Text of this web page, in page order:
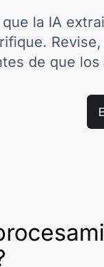
que la IA
de que